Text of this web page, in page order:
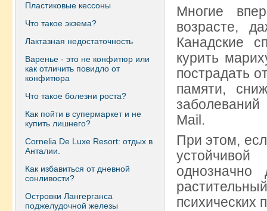
Пластиковые кессоны
Что такое экзема?
Лактазная недостаточность
Варенье - это не конфитюр или
как отличить повидло от
конфитюра
Что такое болезни роста?
Как пойти в супермаркет и не
купить лишнего?
Сornelia De Luxe Resort: отдых в
Анталии.
Как избавиться от дневной
сонливости?
Островки Лангерганса
поджелудочной железы
Многие
возрасте,
Канадские
курить
пострадать
памяти,
Mail.
При этом,
однозначно
психических